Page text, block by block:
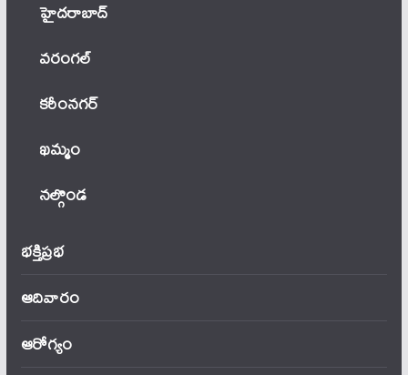
హైదరాబాద్
వ‌రంగ‌ల్
కరీంనగర్
ఖ‌మ్మం
నల్గొండ
భక్తిప్రభ
ఆదివారం
ఆరోగ్యం